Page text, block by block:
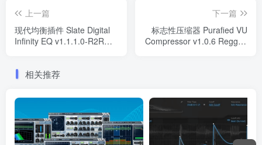
上一篇
现代均衡插件 Slate Digital
Infinity EQ v1.1.1.0-R2R
下一篇
标志性压缩器 Purafied VU
Compressor v1.0.6 Regged
相关推荐